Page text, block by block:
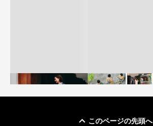
このページの先頭へ